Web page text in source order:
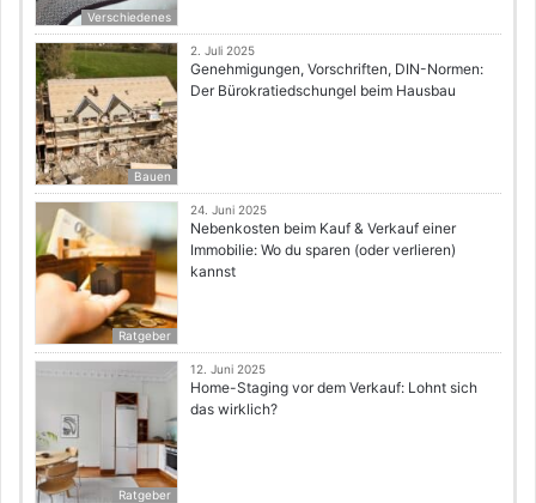
Verschiedenes
Bauen
2. Juli 2025
Genehmigungen, Vorschriften, DIN-Normen:
Der Bürokratiedschungel beim Hausbau
Ratgeber
24. Juni 2025
Nebenkosten beim Kauf & Verkauf einer
Immobilie: Wo du sparen (oder verlieren)
kannst
Ratgeber
12. Juni 2025
Home-Staging vor dem Verkauf: Lohnt sich
das wirklich?